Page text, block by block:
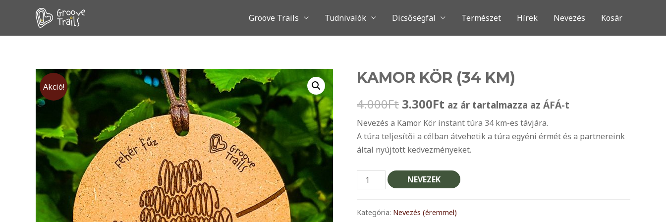
Groove Trails Tudnivalók Dicsőségfal Természet Hírek Nevezés Kosár
Akció! KAMOR KÖR (34 KM)
4.000Ft Original
price
was:
3.300Ft Current
price
is:
az ár tartalmazza az ÁFÁ-t
Nevezés a Kamor Kör instant túra 34 km-es távjára.
A túra teljesítői a célban átvehetik a túra egyéni érmét és a partnereink
által nyújtott kedvezményeket.
Kamor
Kör
km)
NEVEZEK
Kategória: Nevezés (éremmel)